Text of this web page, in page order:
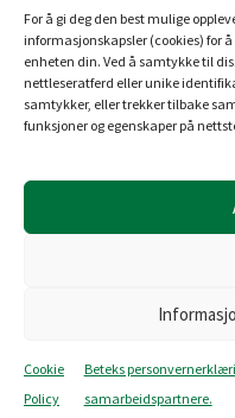
For å gi deg den best mulige
informasjonskapsler (cookies) for
enheten din. Ved å samtykke til
nettleseratferd eller unike
samtykker, eller trekker tilbake
funksjoner og egenskaper på
Cookie
Policy
Beteks
samarbeidspartnere.
Juraveien 4
4636 Kristiansand
Tlf: 38 53 15 00
Personvernerklæring
Åpenhetsloven
©